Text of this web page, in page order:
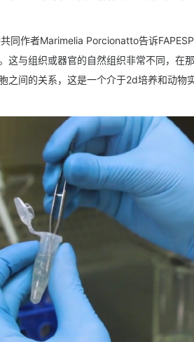
同作者Marimelia Porcionatto告诉
这与组织或器官的自然组织非常不同，在
之间的关系，这是一个介于2d培养和动物